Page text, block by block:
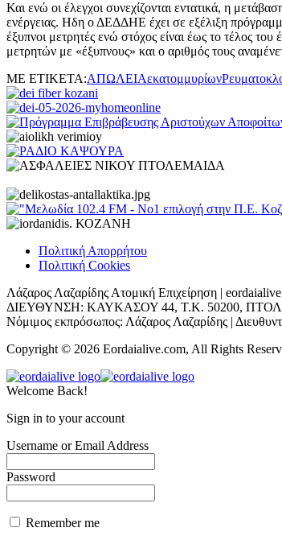
Και ενώ οι έλεγχοι συνεχίζονται εντατικά, η
ενέργειας. Ηδη ο ΔΕΔΔΗΕ έχει σε εξέλιξη
έξυπνοι μετρητές ενώ στόχος είναι έως το τέλος
μετρητών με «έξυπνους» και ο αριθμός τους
ΜΕ ΕΤΙΚΕΤΑ:ΑΠΩΛΕΙΑεκατομμυρίων
Πολιτική Απορρήτου
Πολιτική Cookies
Λάζαρος Λαζαρίδης Ατομική Επιχείρηση |
ΔΙΕΥΘΥΝΣΗ: ΚΑΥΚΑΣΟΥ 44, Τ.Κ. 50200,
Νόμιμος εκπρόσωπος: Λάζαρος Λαζαρίδης |
Copyright © 2026 Eordaialive.com, All Rights
Welcome Back!
Sign in to your account
Username or Email Address
Password
Remember me